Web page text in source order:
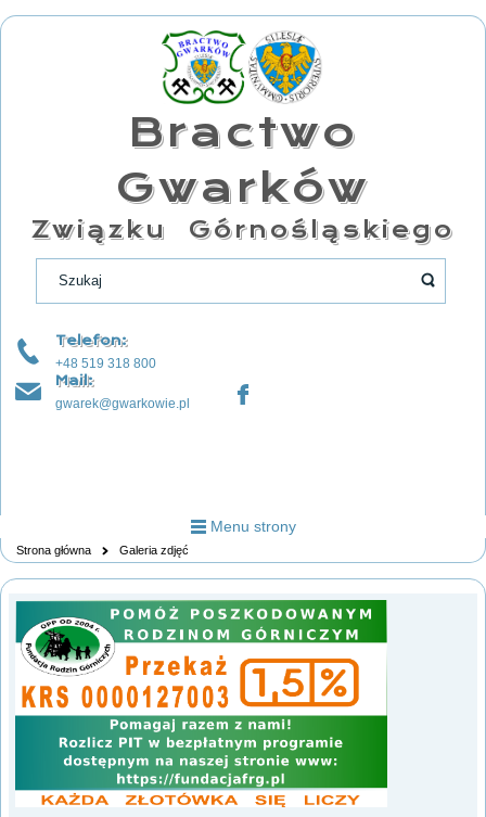
Bractwo
Gwarków
Związku Górnośląskiego
Telefon:
+48 519 318 800
Mail:
gwarek@gwarkowie.pl
Menu strony
Strona główna Galeria zdjęć